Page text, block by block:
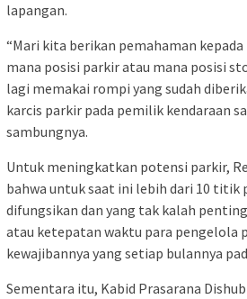
lapangan.
“Mari kita berikan pemahaman
mana posisi parkir atau mana posisi
lagi memakai rompi yang sudah
karcis parkir pada pemilik kendaraan
sambungnya.
Untuk meningkatkan potensi parkir,
bahwa untuk saat ini lebih dari 10 titik
difungsikan dan yang tak kalah
atau ketepatan waktu para pengelola
kewajibannya yang setiap bulannya
Sementara itu, Kabid Prasarana